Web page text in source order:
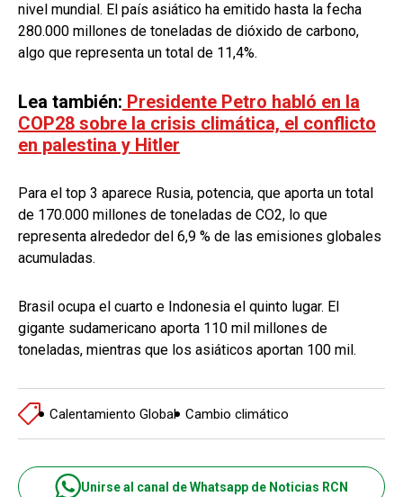
nivel mundial. El país asiático ha emitido hasta la fecha
280.000 millones de toneladas de dióxido de carbono,
algo que representa un total de 11,4%.
Lea también: Presidente Petro habló en la
COP28 sobre la crisis climática, el conflicto
en palestina y Hitler
Para el top 3 aparece Rusia, potencia, que aporta un total
de 170.000 millones de toneladas de CO2, lo que
representa alrededor del 6,9 % de las emisiones globales
acumuladas.
Brasil ocupa el cuarto e Indonesia el quinto lugar. El
gigante sudamericano aporta 110 mil millones de
toneladas, mientras que los asiáticos aportan 100 mil.
Calentamiento Global Cambio climático
Unirse al canal de Whatsapp de Noticias RCN